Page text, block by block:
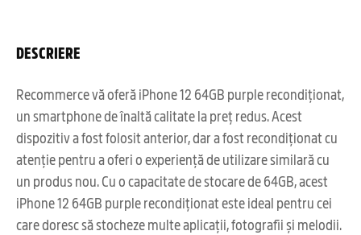
DESCRIERE
Recommerce vă oferă iPhone 12 64GB purple recondiționat,
un smartphone de înaltă calitate la preț redus. Acest
dispozitiv a fost folosit anterior, dar a fost recondiționat cu
atenție pentru a oferi o experiență de utilizare similară cu
un produs nou. Cu o capacitate de stocare de 64GB, acest
iPhone 12 64GB purple recondiționat este ideal pentru cei
care doresc să stocheze multe aplicații, fotografii și melodii.